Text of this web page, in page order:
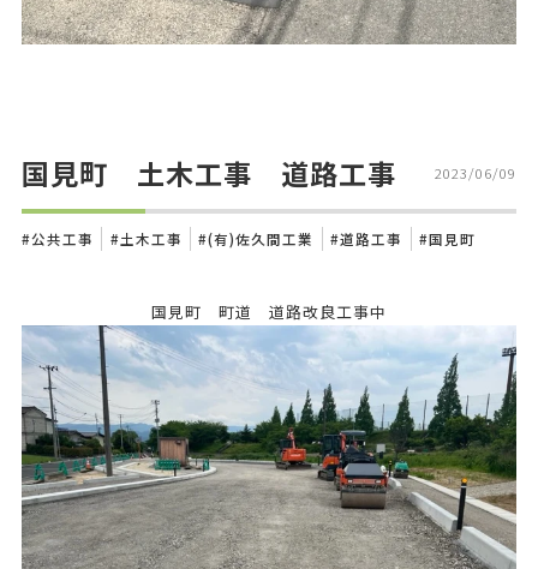
国見町 土木工事 道路工事 2023/06/09
公共工事 土木工事 (有)佐久間工業 道路工事 国見町
国見町 町道 道路改良工事中